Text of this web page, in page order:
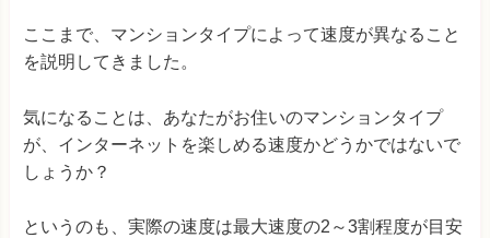
ここまで、マンションタイプによって速度が異なること
を説明してきました。
気になることは、あなたがお住いのマンションタイプ
が、インターネットを楽しめる速度かどうかではないで
しょうか？
というのも、実際の速度は最大速度の2～3割程度が目安